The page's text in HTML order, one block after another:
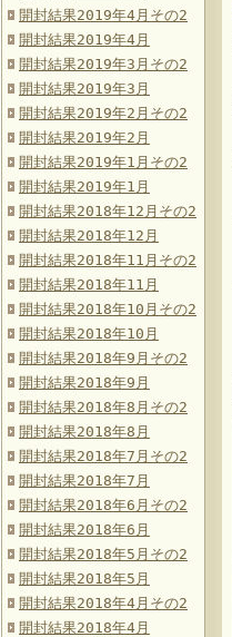
開封結果2019年4月その2
開封結果2019年4月
開封結果2019年3月その2
開封結果2019年3月
開封結果2019年2月その2
開封結果2019年2月
開封結果2019年1月その2
開封結果2019年1月
開封結果2018年12月その2
開封結果2018年12月
開封結果2018年11月その2
開封結果2018年11月
開封結果2018年10月その2
開封結果2018年10月
開封結果2018年9月その2
開封結果2018年9月
開封結果2018年8月その2
開封結果2018年8月
開封結果2018年7月その2
開封結果2018年7月
開封結果2018年6月その2
開封結果2018年6月
開封結果2018年5月その2
開封結果2018年5月
開封結果2018年4月その2
開封結果2018年4月